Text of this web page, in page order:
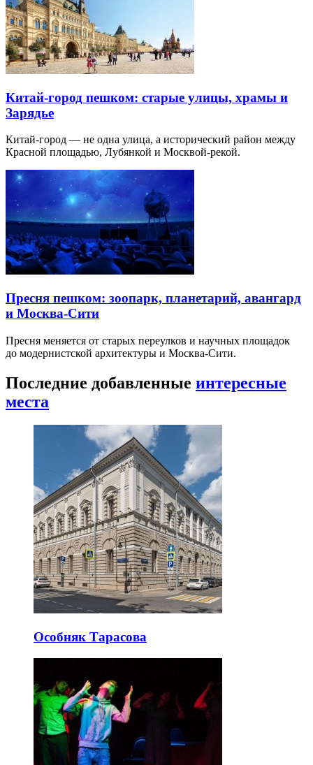
Китай-город пешком: старые улицы, храмы и
Зарядье
Китай-город — не одна улица, а исторический район между
Красной площадью, Лубянкой и Москвой-рекой.
Пресня пешком: зоопарк, планетарий, авангард
и Москва-Сити
Пресня меняется от старых переулков и научных площадок
до модернистской архитектуры и Москва-Сити.
Последние добавленные интересные
места
Особняк Тарасова